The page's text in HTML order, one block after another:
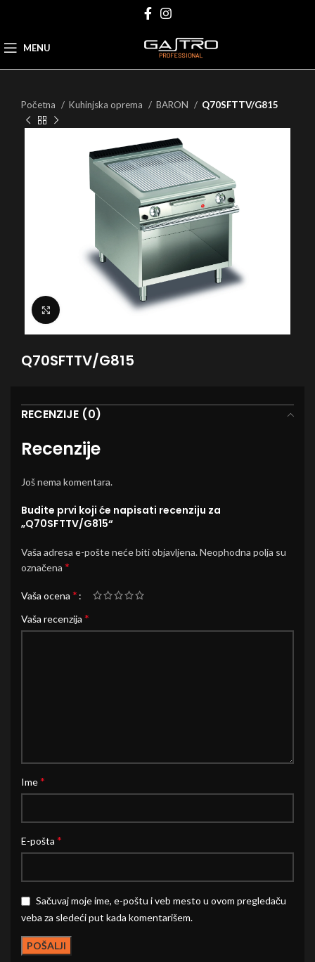
MENU
Početna Kuhinjska oprema BARON Q70SFTTV/G815
Q70SFTTV/G815
RECENZIJE (0)
Recenzije
Još nema komentara.
Budite prvi koji će napisati recenziju za
„Q70SFTTV/G815“
Vaša adresa e-pošte neće biti objavljena.Neophodna polja su
označena *
Vaša ocena *
Vaša recenzija *
Ime*
E-pošta *
Sačuvaj moje ime, e-poštu i veb mesto u ovom pregledaču
veba za sledeći put kada komentarišem.